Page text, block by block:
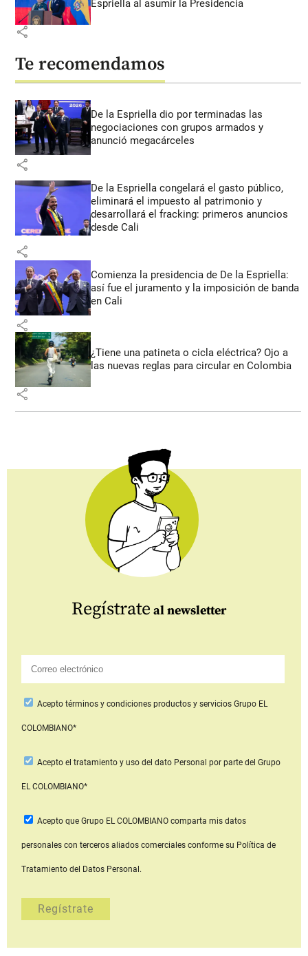
Espriella al asumir la Presidencia
share
Te recomendamos
De la Espriella dio por terminadas las
negociaciones con grupos armados y
anunció megacárceles
share
De la Espriella congelará el gasto público,
eliminará el impuesto al patrimonio y
desarrollará el fracking: primeros anuncios
desde Cali
share
Comienza la presidencia de De la Espriella:
así fue el juramento y la imposición de banda
en Cali
share
¿Tiene una patineta o cicla eléctrica? Ojo a
las nuevas reglas para circular en Colombia
share
Regístrate al newsletter
Aceptotérminos y condiciones productos y serviciosGrupo EL
COLOMBIANO*
Acepto el tratamiento y uso del dato Personal por parte del Grupo
EL COLOMBIANO*
Acepto que Grupo EL COLOMBIANOcomparta mis datos
personales con terceros aliados comerciales conforme su Política de
Tratamiento del Datos Personal.